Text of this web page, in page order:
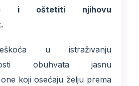
i oštetiti njihovu
u istraživanju
obuhvata jasnu
koji osećaju želju prema